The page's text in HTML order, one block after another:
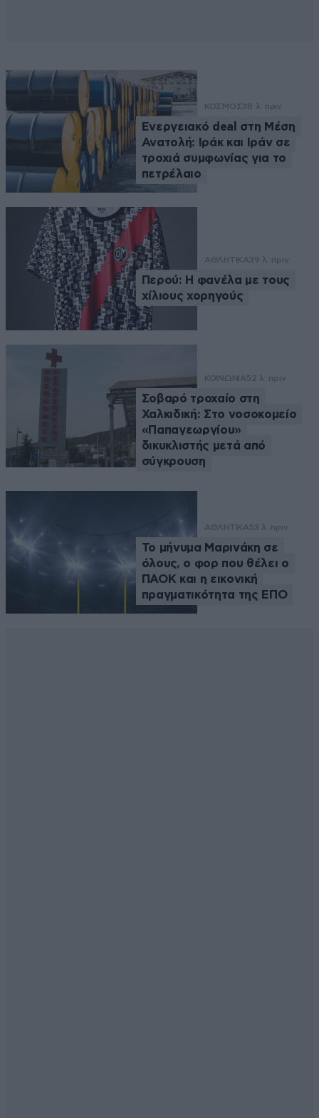
ΚΟΣΜΟΣ38 λ. πριν
Ενεργειακό deal στη Μέση
Ανατολή: Ιράκ και Ιράν σε
τροχιά συμφωνίας για το
πετρέλαιο
ΑΘΛΗΤΙΚΑ39 λ. πριν
Περού: Η φανέλα με τους
χίλιους χορηγούς
ΚΟΙΝΩΝΙΑ52 λ. πριν
Σοβαρό τροχαίο στη
Χαλκιδική: Στο νοσοκομείο
«Παπαγεωργίου»
δικυκλιστής μετά από
σύγκρουση
ΑΘΛΗΤΙΚΑ53 λ. πριν
Το μήνυμα Μαρινάκη σε
όλους, ο φορ που θέλει ο
ΠΑΟΚ και η εικονική
πραγματικότητα της ΕΠΟ